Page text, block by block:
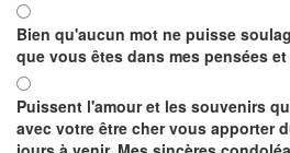
Bien qu'aucun mot ne puisse
que vous êtes dans mes pensées
Puissent l'amour et les souvenirs
avec votre être cher vous apporter